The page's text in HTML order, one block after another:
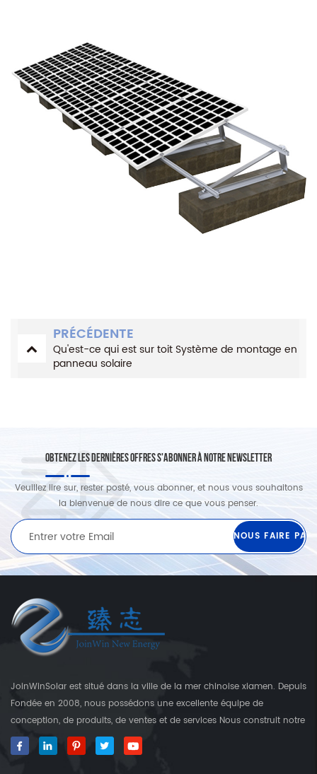
PRÉCÉDENTE
Qu'est-ce qui est sur toit Système de montage en
panneau solaire
OBTENEZ LES DERNIÈRES OFFRES S'ABONNER À NOTRE NEWSLETTER
Veuillez lire sur, rester posté, vous abonner, et nous vous souhaitons
la bienvenue de nous dire ce que vous penser.
JoinWinSolar est situé dans la ville de la mer chinoise xiamen. Depuis
Fondée en 2008, nous possédons une excellente équipe de
conception, de produits, de ventes et de services Nous construit notre
propre usine qui est plus que 3000 Square's terre. En tant que
fournisseur mondial des crochets de fixation solaire, JoinwinSolar a